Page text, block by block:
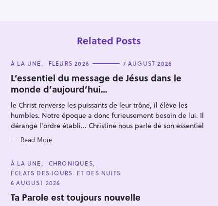
Related Posts
C
T
E
G
O
R
I
E
S
À LA UNE FLEURS 2026 7 AUGUST 2026
L’essentiel du message de Jésus dans le
monde d’aujourd’hui…
le Christ renverse les puissants de leur trône, il élève les
humbles. Notre époque a donc furieusement besoin de lui. Il
dérange l'ordre établi... Christine nous parle de son essentiel
Read More
C
A
T
E
G
O
R
À LA UNE
CHRONIQUES
ÉCLATS DES JOURS. ET DES NUITS
6 AUGUST 2026
Ta Parole est toujours nouvelle
S
e
a